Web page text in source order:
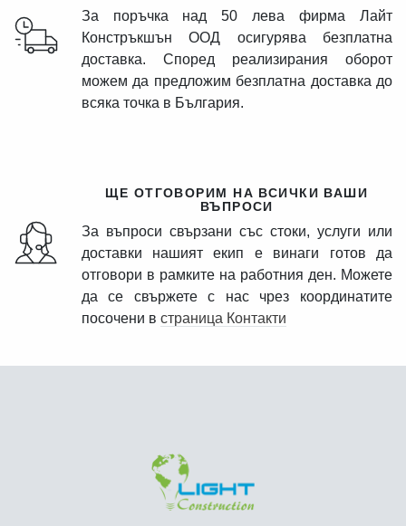
За поръчка над 50 лева фирма Лайт
Констръкшън ООД осигурява безплатна
доставка. Според реализирания оборот
можем да предложим безплатна доставка до
всяка точка в България.
ЩЕ ОТГОВОРИМ НА ВСИЧКИ ВАШИ
ВЪПРОСИ
За въпроси свързани със стоки, услуги или
доставки нашият екип е винаги готов да
отговори в рамките на работния ден. Можете
да се свържете с нас чрез координатите
посочени в страница Контакти